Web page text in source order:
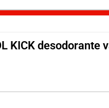
KICK desodorante